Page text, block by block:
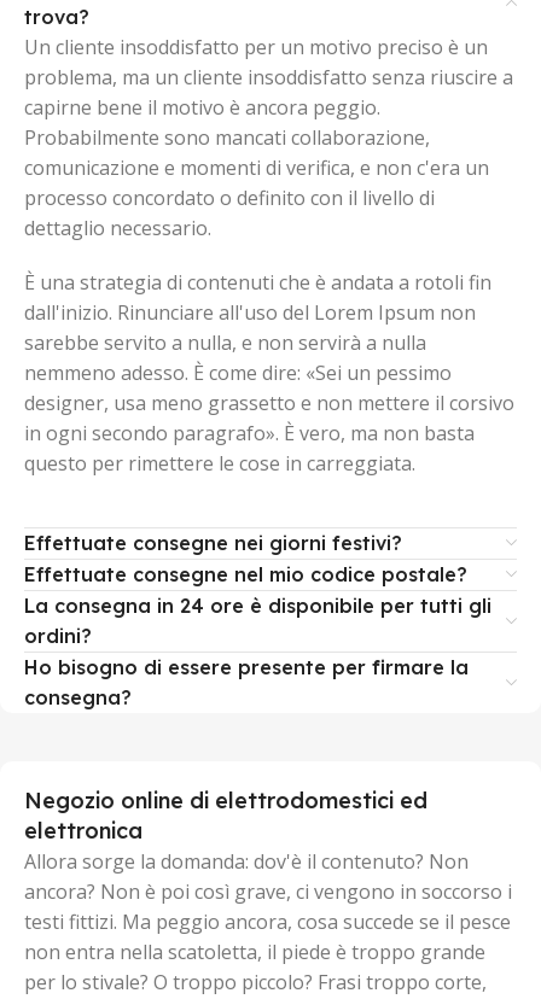
trova?
Un cliente insoddisfatto per un motivo preciso è un
problema, ma un cliente insoddisfatto senza riuscire a
capirne bene il motivo è ancora peggio.
Probabilmente sono mancati collaborazione,
comunicazione e momenti di verifica, e non c'era un
processo concordato o definito con il livello di
dettaglio necessario.
È una strategia di contenuti che è andata a rotoli fin
dall'inizio. Rinunciare all'uso del Lorem Ipsum non
sarebbe servito a nulla, e non servirà a nulla
nemmeno adesso. È come dire: «Sei un pessimo
designer, usa meno grassetto e non mettere il corsivo
in ogni secondo paragrafo». È vero, ma non basta
questo per rimettere le cose in carreggiata.
Effettuate consegne nei giorni festivi?
Effettuate consegne nel mio codice postale?
La consegna in 24 ore è disponibile per tutti gli
ordini?
Ho bisogno di essere presente per firmare la
consegna?
Negozio online di elettrodomestici ed
elettronica
Allora sorge la domanda: dov'è il contenuto? Non
ancora? Non è poi così grave, ci vengono in soccorso i
testi fittizi. Ma peggio ancora, cosa succede se il pesce
non entra nella scatoletta, il piede è troppo grande
per lo stivale? O troppo piccolo? Frasi troppo corte,